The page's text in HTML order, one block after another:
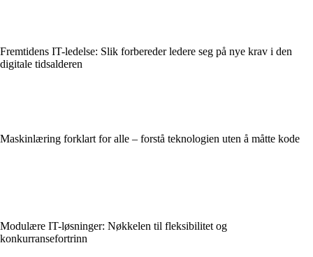
Fremtidens IT-ledelse: Slik forbereder ledere seg på nye krav i den
digitale tidsalderen
Maskinlæring forklart for alle – forstå teknologien uten å måtte kode
Modulære IT-løsninger: Nøkkelen til fleksibilitet og
konkurransefortrinn